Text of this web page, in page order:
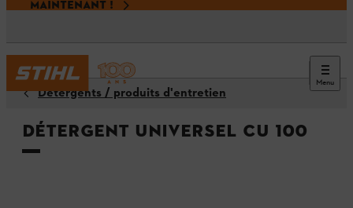
MAINTENANT !
Menu
Détergents / produits d'entretien
Détergent universel CU 100